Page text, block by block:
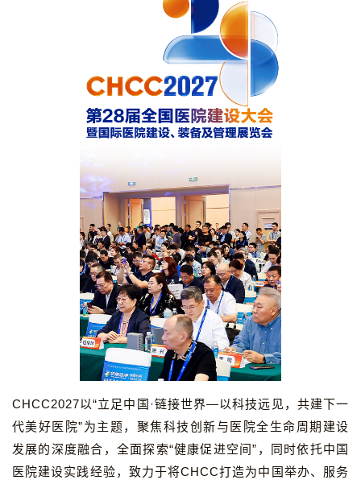
CHCC2027以“立足中国·链接世界—以科技远见，共建下一
代美好医院”为主题，聚焦科技创新与医院全生命周期建设
发展的深度融合，全面探索“健康促进空间”，同时依托中国
医院建设实践经验，致力于将CHCC打造为中国举办、服务